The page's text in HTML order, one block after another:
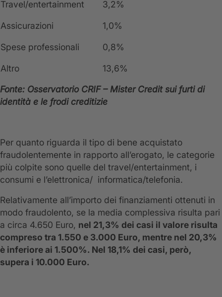
Travel/entertainment 3,2%
Assicurazioni 1,0%
Spese professionali 0,8%
Altro
13,6%
Fonte: Osservatorio CRIF – Mister Credit sui furti di
identità e le frodi creditizie
Per quanto riguarda il tipo di bene acquistato
fraudolentemente in rapporto all’erogato, le categorie
più colpite sono quelle del travel/entertainment, i
consumi e l’elettronica/ informatica/telefonia.
Relativamente all’importo dei finanziamenti ottenuti in
modo fraudolento, se la media complessiva risulta pari
a circa 4.650 Euro, nel 21,3% dei casi il valore risulta
compreso tra 1.550 e 3.000 Euro, mentre nel 20,3%
è inferiore ai 1.500%. Nel 18,1% dei casi, però,
supera i 10.000 Euro.